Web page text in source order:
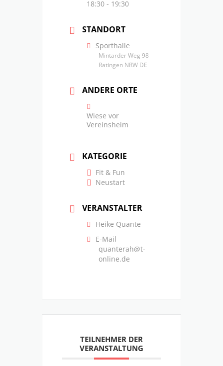
18:30 - 19:30
STANDORT
Sporthalle
Mintarder Weg 98
Ratingen NRW DE
ANDERE ORTE
Wiese vor
Vereinsheim
KATEGORIE
Fit & Fun
Neustart
VERANSTALTER
Heike Quante
E-Mail
quanterah@t-
online.de
TEILNEHMER DER
VERANSTALTUNG